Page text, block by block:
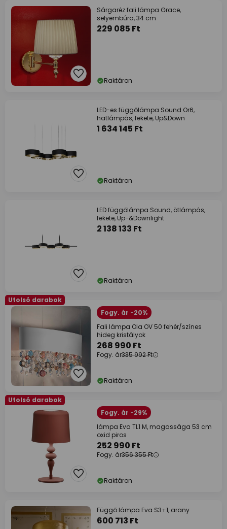
Sárgaréz fali lámpa Grace,
selyembúra, 34 cm
229 085 Ft
Raktáron
LED-es függőlámpa Sound Or6,
hatlámpás, fekete, Up&Down
1 634 145 Ft
Raktáron
LED függőlámpa Sound, ötlámpás,
fekete, Up-&Downlight
2 138 133 Ft
Raktáron
Utolsó darabok
Fogy. ár -20%
Fali lámpa Ola OV 50 fehér/színes
hideg kristályok
268 990 Ft
Fogy. ár335 992 Ft
Raktáron
Utolsó darabok
Fogy. ár -29%
lámpa Eva TL1 M, magassága 53 cm
oxid piros
252 990 Ft
Fogy. ár356 355 Ft
Raktáron
Függő lámpa Eva S3+1, arany
600 713 Ft